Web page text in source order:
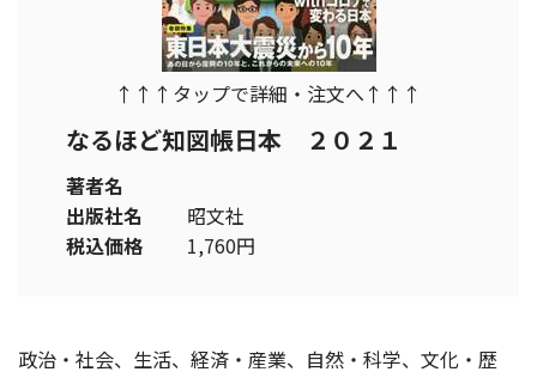
↑↑↑タップで詳細・注文へ↑↑↑
なるほど知図帳日本 ２０２１
著者名
出版社名
昭文社
税込価格
1,760円
政治・社会、生活、経済・産業、自然・科学、文化・歴